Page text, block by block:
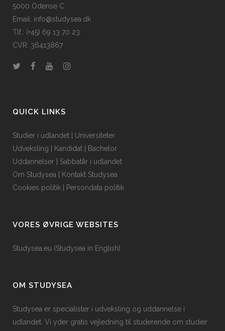
5000 Odense C
Email: info@studysea.dk
Tlf.: (+45) 69 13 70 23
CVR: 36413867
QUICK LINKS
Studier i udlandet
Universiteter
Udveksling
Kandidat
Bachelor
Uddannelser
Sabbatår i udlandet
Om Studysea
Kontakt Studysea
Cookies politik
Persondata politik
VORES ØVRIGE WEBSITES
Studysea.eu (Studysea in English)
OM STUDYSEA
Studysea er specialister i udveksling og uddannelse i
udlandet. Vi yder gratis vejledning til studerende om studier